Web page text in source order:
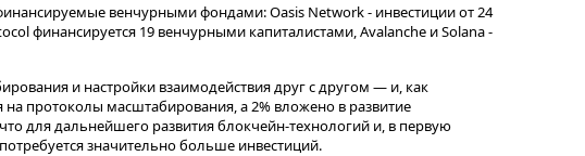
венчурными фондами: Oasis Network - инвестиции от 24
финансируется 19 венчурными капиталистами, Avalanche и Solana -
и настройки взаимодействия друг с другом — и, как
на протоколы масштабирования, а 2% вложено в развитие
для дальнейшего развития блокчейн-технологий и, в первую
значительно больше инвестиций.